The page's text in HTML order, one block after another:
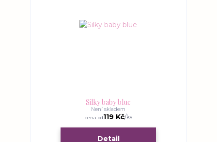
Silky baby blue
cena od119 Kč/ks
Není skladem
Detail